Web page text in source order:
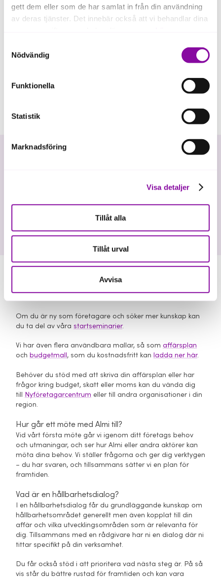
gett dem eller som de har samlat in från din användning
av deras tjänster. Det innebär också att vi behandlar dina
Om du klickar på avvisa kommer användning av kakor
eller delning av information enligt ovan, inte att ske,
förutom för kakor som är nödvändiga för att hemsidan
ska fungera se mer under inställningar.
Nödvändig
Funktionella
Statistik
Marknadsföring
Visa detaljer
Tillåt alla
Tillåt urval
Avvisa
Till nya idéer som innebär
Vanliga frågor och svar om
Almis affärsutveckling
Jag vill starta eget, hur kan Almi hjälpa mig?
Om du är ny som företagare och söker mer kunskap kan
du ta del av våra startseminarier.
Vi har även flera användbara mallar, så som affärsplan
och budgetmall, som du kostnadsfritt kan ladda ner här.
Behöver du stöd med att skriva din affärsplan eller har
frågor kring budget, skatt eller moms kan du vända dig
till
Nyföretagarcentrum eller till andra organisationer i din
region.
Hur går ett möte med Almi till?
Vid vårt första möte går vi igenom ditt företags behov
och utmaningar, och ser hur Almi eller andra aktörer kan
möta dina behov. Vi ställer frågorna och ger dig verktygen
– du har svaren, och tillsammans sätter vi en plan för
framtiden.
Vad är en hållbarhetsdialog?
I en hållbarhetsdialog får du grundläggande kunskap om
hållbarhetsområdet generellt men även kopplat till din
affär och vilka utvecklingsområden som är relevanta för
dig. Tillsammans med en rådgivare har ni en dialog där ni
tittar specifikt på din verksamhet.
Du får också stöd i att prioritera vad nästa steg är. På så
vis står du bättre rustad för framtiden och kan vara